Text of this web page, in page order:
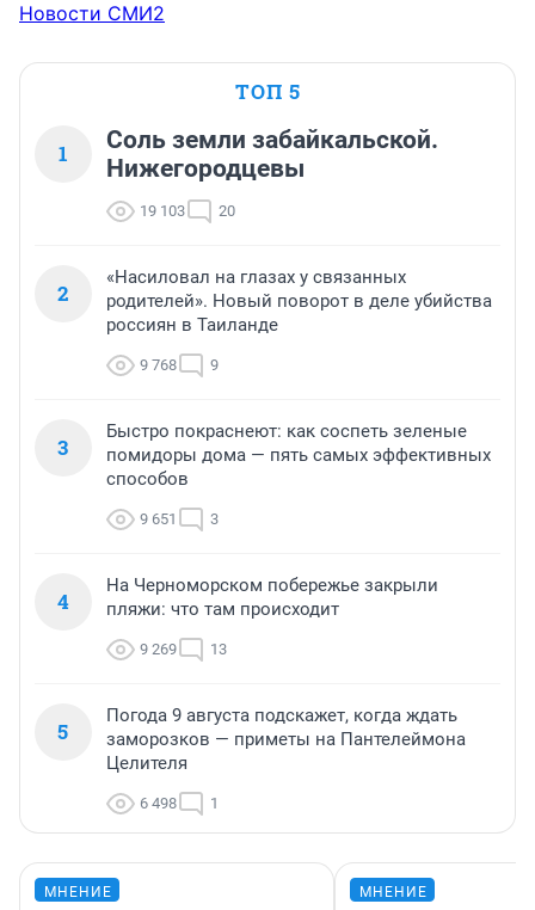
Новости СМИ2
ТОП 5
1
Соль земли забайкальской.
Нижегородцевы
19 103 20
2
«Насиловал на глазах у связанных
родителей». Новый поворот в деле убийства
россиян в Таиланде
9 768 9
3
Быстро покраснеют: как соспеть зеленые
помидоры дома — пять самых эффективных
способов
9 651 3
4
На Черноморском побережье закрыли
пляжи: что там происходит
9 269 13
5
Погода 9 августа подскажет, когда ждать
заморозков — приметы на Пантелеймона
Целителя
6 498 1
МНЕНИЕ МНЕНИЕ